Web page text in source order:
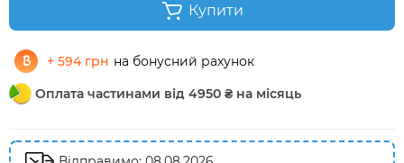
Купити
+ 594 грн на бонусний рахунок
Оплата частинами від 4950 ₴ на місяць